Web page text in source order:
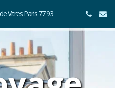
Vitres Paris 77 93